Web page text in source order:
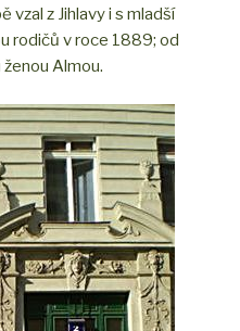
vzal z Jihlavy i s mladší
rodičů v roce 1889; od
Almou.